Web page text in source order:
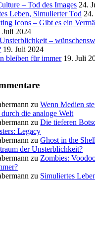
– Tod des Images 24.
Leben, Simulierter Tod
Icons – Gibt es ein
Juli 2024
–
19. Juli 2024
bleiben für immer 19. Juli
zuWenn Medien
durch die analoge Welt
zuDie tieferen
Legacy
zuGhost in the
der Unsterblichkeit?
zu Zombies:
zu Simuliertes